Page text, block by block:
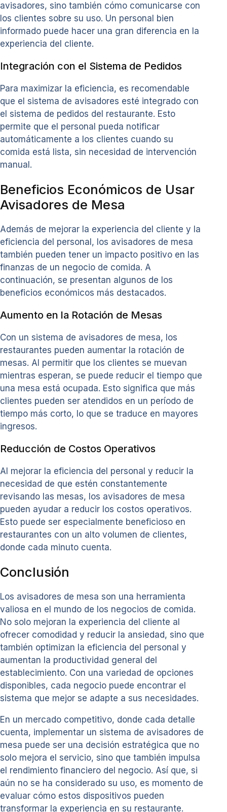
avisadores, sino también cómo comunicarse con
los clientes sobre su uso. Un personal bien
informado puede hacer una gran diferencia en la
experiencia del cliente.
Integración con el Sistema de Pedidos
Para maximizar la eficiencia, es recomendable
que el sistema de avisadores esté integrado con
el sistema de pedidos del restaurante. Esto
permite que el personal pueda notificar
automáticamente a los clientes cuando su
comida está lista, sin necesidad de intervención
manual.
Beneficios Económicos de Usar
Avisadores de Mesa
Además de mejorar la experiencia del cliente y la
eficiencia del personal, los avisadores de mesa
también pueden tener un impacto positivo en las
finanzas de un negocio de comida. A
continuación, se presentan algunos de los
beneficios económicos más destacados.
Aumento en la Rotación de Mesas
Con un sistema de avisadores de mesa, los
restaurantes pueden aumentar la rotación de
mesas. Al permitir que los clientes se muevan
mientras esperan, se puede reducir el tiempo que
una mesa está ocupada. Esto significa que más
clientes pueden ser atendidos en un período de
tiempo más corto, lo que se traduce en mayores
ingresos.
Reducción de Costos Operativos
Al mejorar la eficiencia del personal y reducir la
necesidad de que estén constantemente
revisando las mesas, los avisadores de mesa
pueden ayudar a reducir los costos operativos.
Esto puede ser especialmente beneficioso en
restaurantes con un alto volumen de clientes,
donde cada minuto cuenta.
Conclusión
Los avisadores de mesa son una herramienta
valiosa en el mundo de los negocios de comida.
No solo mejoran la experiencia del cliente al
ofrecer comodidad y reducir la ansiedad, sino que
también optimizan la eficiencia del personal y
aumentan la productividad general del
establecimiento. Con una variedad de opciones
disponibles, cada negocio puede encontrar el
sistema que mejor se adapte a sus necesidades.
En un mercado competitivo, donde cada detalle
cuenta, implementar un sistema de avisadores de
mesa puede ser una decisión estratégica que no
solo mejora el servicio, sino que también impulsa
el rendimiento financiero del negocio. Así que, si
aún no se ha considerado su uso, es momento de
evaluar cómo estos dispositivos pueden
transformar la experiencia en su restaurante.